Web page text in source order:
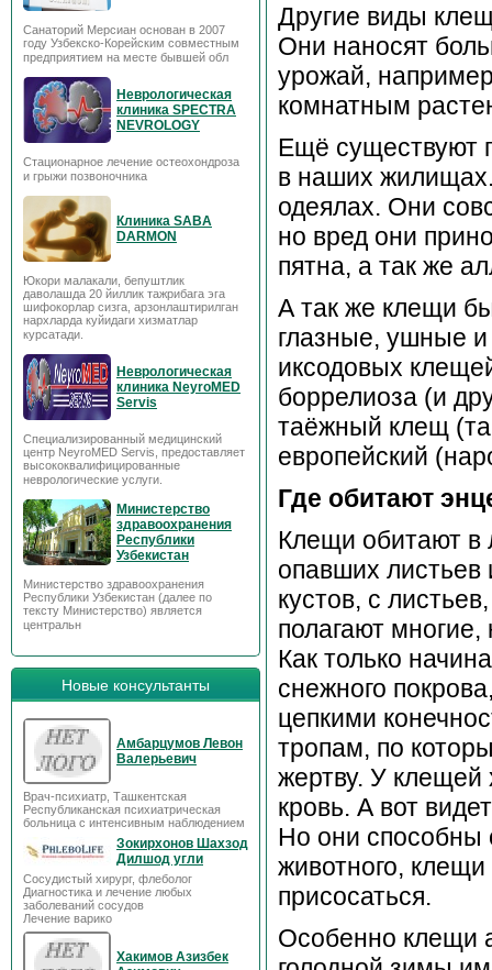
Санаторий Мерсиан основан в 2007
году Узбекско-Корейским совместным
предприятием на месте бывшей обл
Неврологическая
клиника SPECTRA
NEVROLOGY
Стационарное лечение остеохондроза
и грыжи позвоночника
Клиника SABA
DARMON
Юкори малакали, бепуштлик
даволашда 20 йиллик тажрибага эга
шифокорлар сизга, арзонлаштирилган
нархларда куйидаги хизматлар
курсатади.
Неврологическая
клиника NeyroMED
Servis
Специализированный медицинский
центр NeyroMED Servis, предоставляет
высококвалифицированные
неврологические услуги.
Министерство
здравоохранения
Республики
Узбекистан
Министерство здравоохранения
Республики Узбекистан (далее по
тексту Министерство) является
центральн
Новые консультанты
Амбарцумов Левон
Валерьевич
Врач-психиатр, Ташкентская
Республиканская психиатрическая
больница с интенсивным наблюдением
Зокирхонов Шахзод
Дилшод угли
Сосудистый хирург, флеболог
Диагностика и лечение любых
заболеваний сосудов
Лечение варико
Хакимов Азизбек
Другие виды
Они наносят
урожай,
комнатным
Eщё существуют
в наших
одеялах. Они
но вред они
пятна, а так же
А так же клещи
глазные, ушные
иксодовых
боррелиоза (и
таёжный клещ
европейский
Где обитают
Клещи обитают в
опавших листьев
кустов, с
полагают
Как только
снежного
цепкими
тропам, по
жертву. У
кровь. А вот
Но они способны
животного,
присосаться.
Особенно клещи